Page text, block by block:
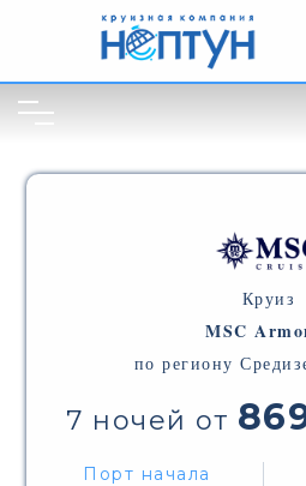
Круиз
MSC
по региону
7 ночей от
Порт начала